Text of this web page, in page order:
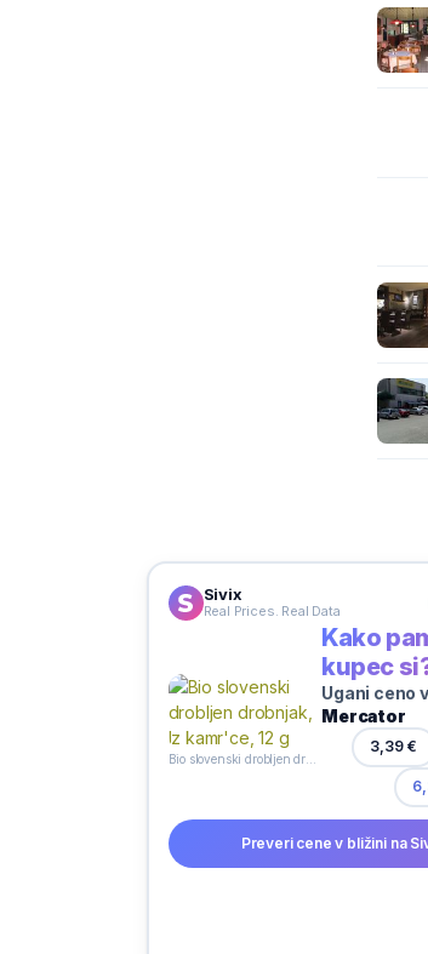
Sivix
Real Prices. Real Data
Kako
kupec
Ugani ceno
Mercator
3,39 €
Preveri cene v bližini na